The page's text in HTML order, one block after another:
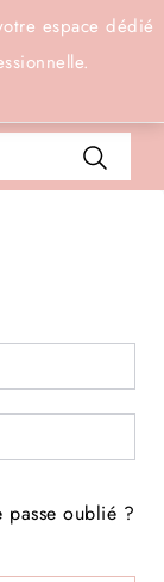
espace dédié
Connexion
passe oublié ?